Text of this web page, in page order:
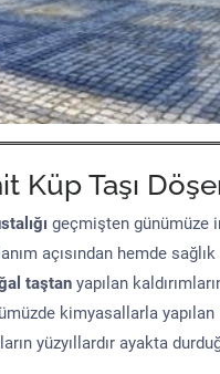
Küp Taşı
geçmişten günümüze
açısından hemde
taştan yapılan
kimyasallarla
yüzyıllardır ayakta